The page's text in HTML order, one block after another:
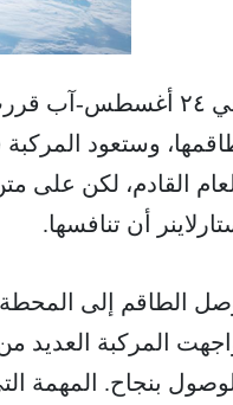
في ٢٤ أغسطس-آب
وستعود
القادم، لكن على
أن تنافسها.
الطاقم إلى المحطة
بنجاح. المهمة